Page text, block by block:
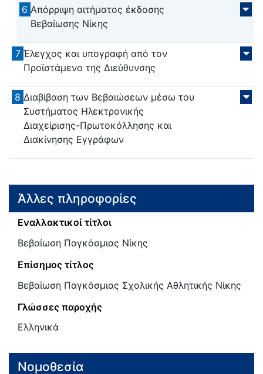
6 Απόρριψη αιτήματος έκδοσης
Βεβαίωσης Νίκης
7 Έλεγχος και υπογραφή από τον
Προϊστάμενο της Διεύθυνσης
8 Διαβίβαση των Βεβαιώσεων μέσω του
Συστήματος Ηλεκτρονικής
Διαχείρισης-Πρωτοκόλλησης και
Διακίνησης Εγγράφων
Άλλες πληροφορίες
Εναλλακτικοί τίτλοι
Βεβαίωση Παγκόσμιας Νίκης
Επίσημος τίτλος
Βεβαίωση Παγκόσμιας Σχολικής Αθλητικής Νίκης
Γλώσσες παροχής
Ελληνικά
Νομοθεσία